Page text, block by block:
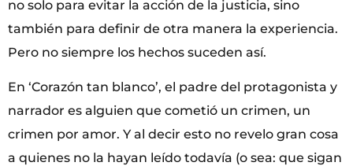
no solo para evitar la acción de la justicia, sino
también para definir de otra manera la experiencia.
Pero no siempre los hechos suceden así.
En ‘Corazón tan blanco’, el padre del protagonista y
narrador es alguien que cometió un crimen, un
crimen por amor. Y al decir esto no revelo gran cosa
a quienes no la hayan leído todavía (o sea: que sigan